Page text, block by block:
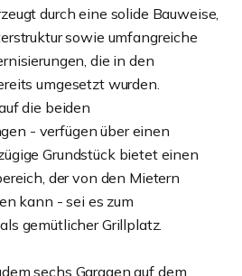
durch eine solide Bauweise,
sowie umfangreiche
die in den
umgesetzt wurden.
die beiden
- verfügen über einen
Grundstück bietet einen
der von den Mietern
kann - sei es zum
gemütlicher Grillplatz.
sechs Garagen auf dem